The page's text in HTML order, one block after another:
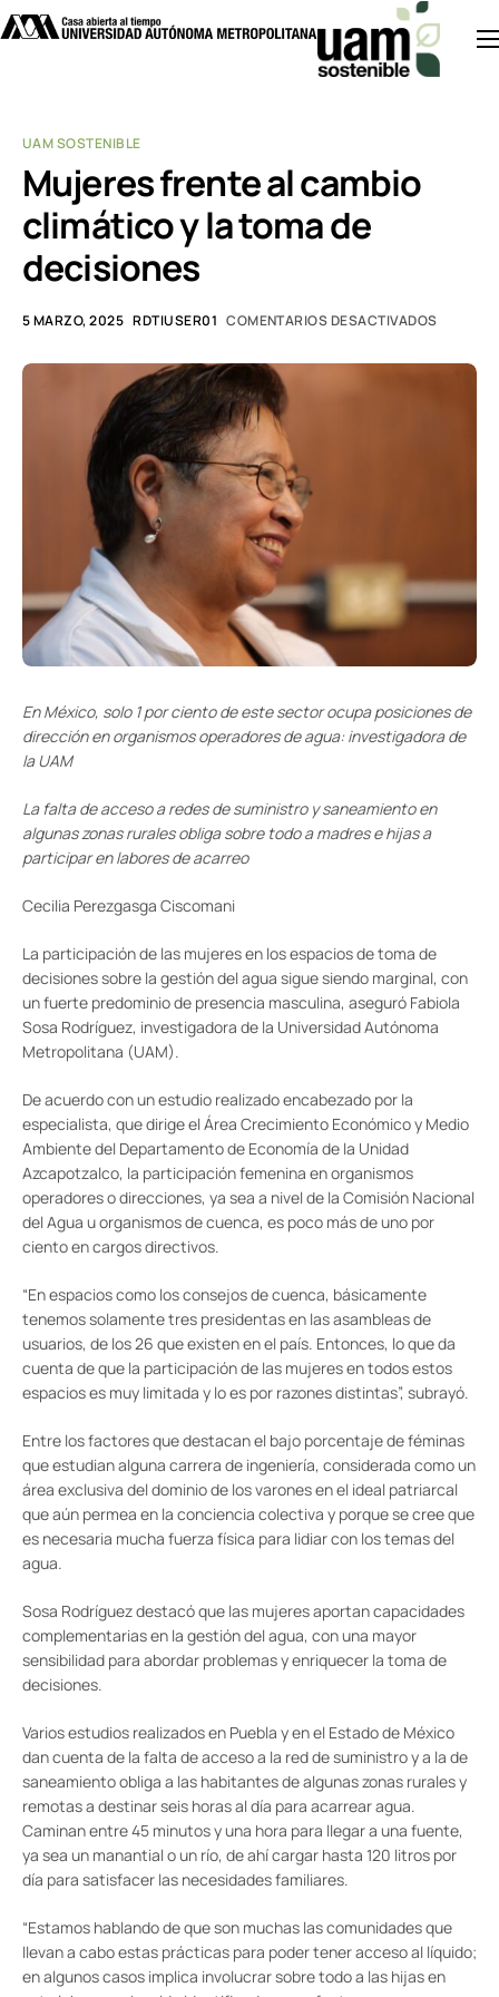
Divulgación
Investigación
Noticias
UAM SOSTENIBLE
Mujeres frente al cambio
climático y la toma de
decisiones
5 MARZO, 2025 RDTIUSER01 COMENTARIOS DESACTIVADOS
En México, solo 1 por ciento de este sector ocupa posiciones de
dirección en organismos operadores de agua: investigadora de
la UAM
La falta de acceso a redes de suministro y saneamiento en
algunas zonas rurales obliga sobre todo a madres e hijas a
participar en labores de acarreo
Cecilia Perezgasga Ciscomani
La participación de las mujeres en los espacios de toma de
decisiones sobre la gestión del agua sigue siendo marginal, con
un fuerte predominio de presencia masculina, aseguró Fabiola
Sosa Rodríguez, investigadora de la Universidad Autónoma
Metropolitana (UAM).
De acuerdo con un estudio realizado encabezado por la
especialista, que dirige el Área Crecimiento Económico y Medio
Ambiente del Departamento de Economía de la Unidad
Azcapotzalco, la participación femenina en organismos
operadores o direcciones, ya sea a nivel de la Comisión Nacional
del Agua u organismos de cuenca, es poco más de uno por
ciento en cargos directivos.
“En espacios como los consejos de cuenca, básicamente
tenemos solamente tres presidentas en las asambleas de
usuarios, de los 26 que existen en el país. Entonces, lo que da
cuenta de que la participación de las mujeres en todos estos
espacios es muy limitada y lo es por razones distintas”, subrayó.
Entre los factores que destacan el bajo porcentaje de féminas
que estudian alguna carrera de ingeniería, considerada como un
área exclusiva del dominio de los varones en el ideal patriarcal
que aún permea en la conciencia colectiva y porque se cree que
es necesaria mucha fuerza física para lidiar con los temas del
agua.
Sosa Rodríguez destacó que las mujeres aportan capacidades
complementarias en la gestión del agua, con una mayor
sensibilidad para abordar problemas y enriquecer la toma de
decisiones.
Varios estudios realizados en Puebla y en el Estado de México
dan cuenta de la falta de acceso a la red de suministro y a la de
saneamiento obliga a las habitantes de algunas zonas rurales y
remotas a destinar seis horas al día para acarrear agua.
Caminan entre 45 minutos y una hora para llegar a una fuente,
ya sea un manantial o un río, de ahí cargar hasta 120 litros por
día para satisfacer las necesidades familiares.
“Estamos hablando de que son muchas las comunidades que
llevan a cabo estas prácticas para poder tener acceso al líquido;
en algunos casos implica involucrar sobre todo a las hijas en